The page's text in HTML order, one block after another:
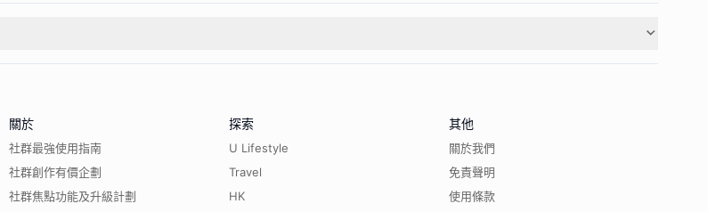
關於
社群最強使用指南
社群創作有價企劃
社群焦點功能及升級計劃
探索
U Lifestyle
Travel
HK
其他
關於我們
免責聲明
使用條款